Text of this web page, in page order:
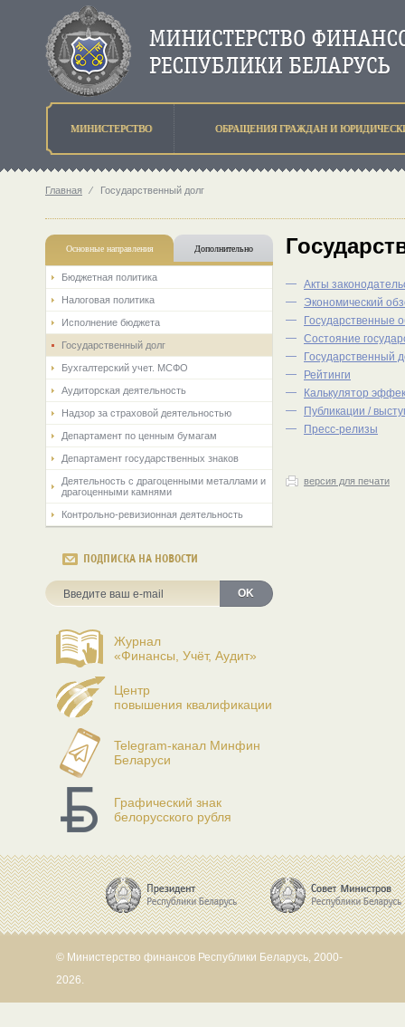
МИНИСТЕРСТВО ОБРАЩЕНИЯ ГРАЖДАН И
Главная ⁄ Государственный долг
Основные направления Дополнительно
Бюджетная политика
Налоговая политика
Исполнение бюджета
Государственный долг
Бухгалтерский учет. МСФО
Аудиторская деятельность
Надзор за страховой деятельностью
Департамент по ценным бумагам
Департамент государственных знаков
Деятельность с драгоценными металлами и
драгоценными камнями
Контрольно-ревизионная деятельность
ПОДПИСКА НА НОВОСТИ
OK
Журнал
«Финансы, Учёт, Аудит»
Центр
повышения квалификации
Telegram-канал Минфин
Беларуси
Графический знак
белорусского рубля
—Акты
—Экономический
—Государственные
—Состояние
—Государственный
—Рейтинги
—Калькулятор
—Публикации /
—Пресс-релизы
версия для печати
© Министерство финансов Республики Беларусь, 2000-
2026.